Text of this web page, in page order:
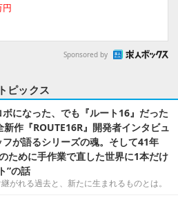
円
Sponsored by
トピックス
になった、でも『ルート16』だった
作『ROUTE16R』開発者インタビュ
が語るシリーズの魂。そして41年
ために手作業で直した世界に1本だけ
”の話
がれる過去と、新たに生まれるものとは。